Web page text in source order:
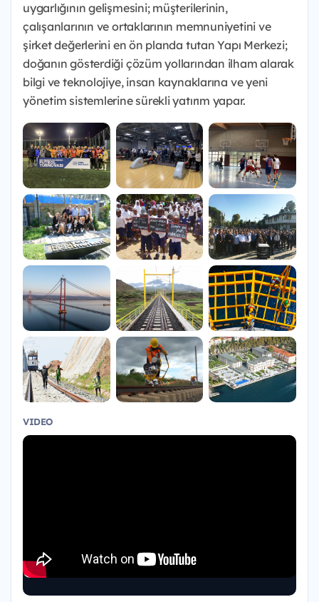
uygarlığının gelişmesini; müşterilerinin,
çalışanlarının ve ortaklarının memnuniyetini ve
şirket değerlerini en ön planda tutan Yapı Merkezi;
doğanın gösterdiği çözüm yollarından ilham alarak
bilgi ve teknolojiye, insan kaynaklarına ve yeni
yönetim sistemlerine sürekli yatırım yapar.
VIDEO